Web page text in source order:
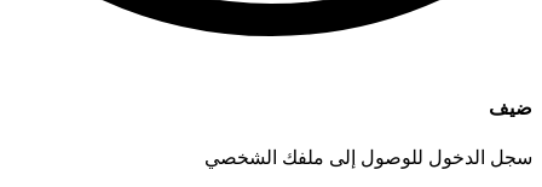
ضيف
سجل الدخول للوصول إلى ملفك الشخصي